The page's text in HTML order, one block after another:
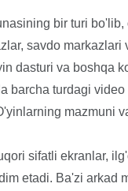
bir turi
savdo markazlari
dasturi va boshqa
barcha turdagi
mazmuni
sifatli ekranlar,
etadi. Ba'zi arkad